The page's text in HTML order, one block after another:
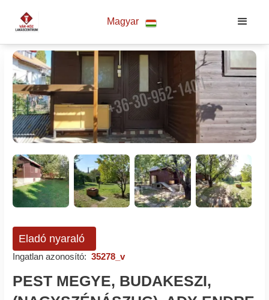
Magyar
Eladó nyaraló
Ingatlan azonosító: 35278_v
PEST MEGYE, BUDAKESZI,